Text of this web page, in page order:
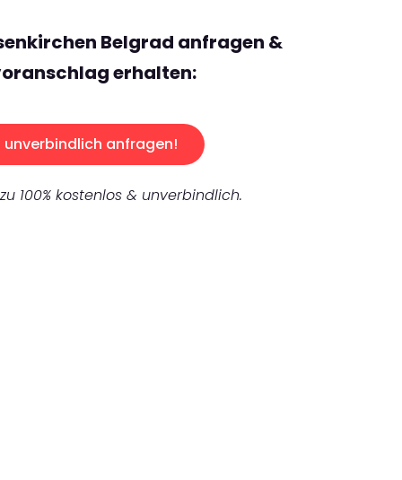
Belgrad anfragen &
erhalten:
unverbindlich anfragen!
100% kostenlos & unverbindlich.